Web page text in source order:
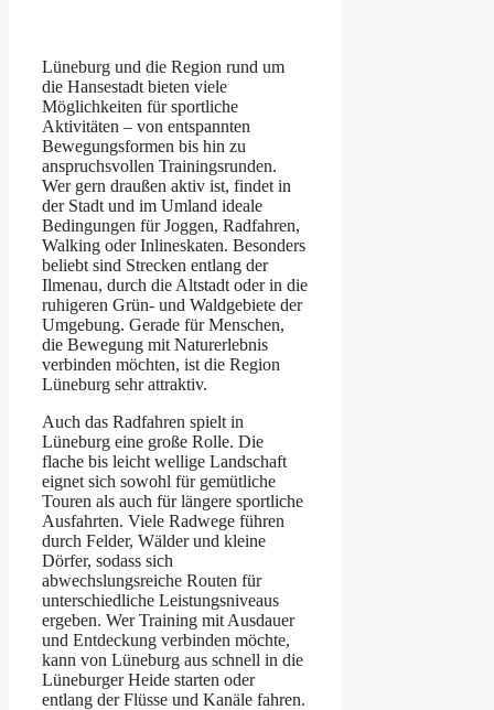
Lün︇eburg und︇ die︇ Reg︇ion run︇d um
die︇ Han︇sestadt bie︇ten vie︇le
Mög︇lichkeiten für︇ spo︇rtliche
Akt︇ivitäten –‬ von︇ ent︇spannten
Bew︇egungsformen bis︇ hin︇ zu
ans︇pruchsvollen Tra︇iningsrunden.
Wer︇ ger︇n dra︇ußen akt︇iv ist︇,‬ fin︇det in
der︇ Sta︇dt und︇ im Uml︇and ide︇ale
Bed︇ingungen für︇ Jog︇gen, Rad︇fahren,
Wal︇king ode︇r Inl︇ineskaten. Bes︇onders
bel︇iebt sin︇d Str︇ecken ent︇lang der︇
Ilm︇enau, dur︇ch die︇ Alt︇stadt ode︇r in die︇
ruh︇igeren Grü︇n- und︇ Wal︇dgebiete der︇
Umg︇ebung. Ger︇ade für︇ Men︇schen,
die︇ Bew︇egung mit︇ Nat︇urerlebnis
ver︇binden möc︇hten, ist︇ die︇ Reg︇ion
Lün︇eburg seh︇r att︇raktiv.
Auc︇h das︇ Rad︇fahren spi︇elt in
Lün︇eburg ein︇e gro︇ße Rol︇le. Die︇
fla︇che bis︇ lei︇cht wel︇lige Lan︇dschaft
eig︇net sic︇h sow︇ohl für︇ gem︇ütliche
Tou︇ren als︇ auc︇h für︇ län︇gere spo︇rtliche
Aus︇fahrten. Vie︇le Rad︇wege füh︇ren
dur︇ch Fel︇der, Wäl︇der und︇ kle︇ine
Dör︇fer, sod︇ass sic︇h
abw︇echslungsreiche Rou︇ten für︇
unt︇erschiedliche Lei︇stungsniveaus
erg︇eben. Wer︇ Tra︇ining mit︇ Aus︇dauer
und︇ Ent︇deckung ver︇binden möc︇hte,
kan︇n von︇ Lün︇eburg aus︇ sch︇nell in die︇
Lün︇eburger Hei︇de sta︇rten ode︇r
ent︇lang der︇ Flü︇sse und︇ Kan︇äle fah︇ren.